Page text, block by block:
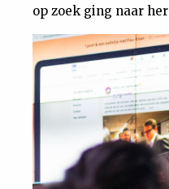
Dossiers
Nieuwsbrief
op zoek ging naar